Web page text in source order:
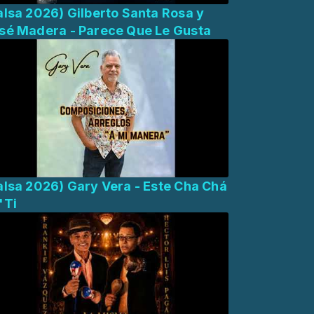
2026) Gilberto Santa Rosa y
Madera - Parece Que Le Gusta
2026) Gary Vera - Este Cha Chá